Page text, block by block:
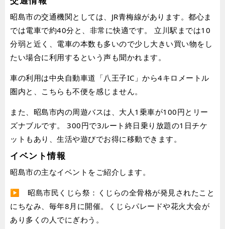
昭島市の交通機関としては、JR青梅線があります。都心ま
では電車で約40分と、非常に快適です。 立川駅までは10
分弱と近く、電車の本数も多いので少し大きい買い物をし
たい場合に利用するという声も聞かれます。
車の利用は中央自動車道「八王子IC」から4キロメートル
圏内と、こちらも不便を感じません。
また、昭島市内の周遊バスは、大人1乗車が100円とリー
ズナブルです。 300円で3ルート終日乗り放題の1日チケ
ットもあり、生活や遊びでお得に移動できます。
イベント情報
昭島市の主なイベントをご紹介します。
▶︎ 昭島市民くじら祭：くじらの全骨格が発見されたこと
にちなみ、毎年8月に開催。くじらパレードや花火大会が
あり多くの人でにぎわう。